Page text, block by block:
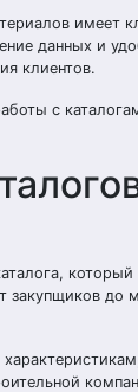
имеет
данных и
клиентов.
с
закупщиков